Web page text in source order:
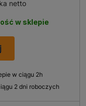
netto
w sklepie
w ciągu 2h
2 dni roboczych